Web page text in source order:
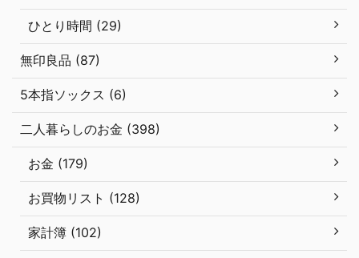
ひとり時間 (29)
無印良品 (87)
5本指ソックス (6)
二人暮らしのお金 (398)
お金 (179)
お買物リスト (128)
家計簿 (102)